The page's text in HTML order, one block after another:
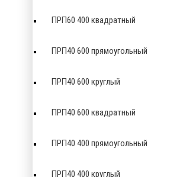
ПРП60 400 квадратный
ПРП40 600 прямоугольный
ПРП40 600 круглый
ПРП40 600 квадратный
ПРП40 400 прямоугольный
ПРП40 400 круглый